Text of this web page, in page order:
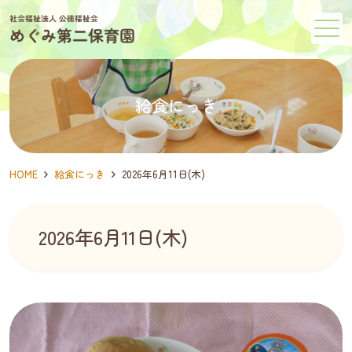
メニュー
給食にっき
HOME 給食にっき 2026年6月11日(木)
2026年6月11日(木)